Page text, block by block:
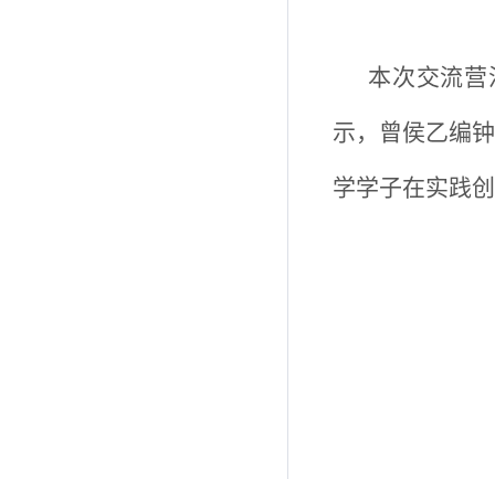
本次交流
示，曾侯乙编钟
学学子在实践